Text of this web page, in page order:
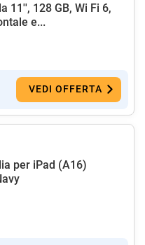
11'', 128 GB, Wi Fi 6,
e...
VEDI OFFERTA
per iPad (A16)